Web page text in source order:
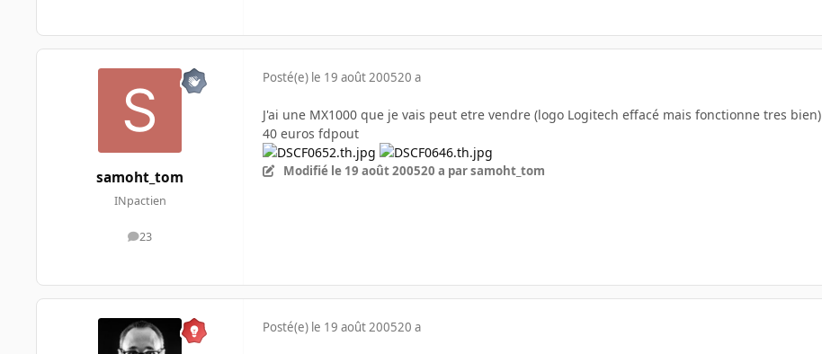
samoht_tom
INpactien
23
messages
Posté(e) le 19 août 200520 a
J'ai une MX1000 que je vais peut etre vendre (logo Logitech effacé mais fonctionne tres bien)
40 euros fdpout
Modifié le 19 août 200520 a par samoht_tom
Posté(e) le 19 août 200520 a